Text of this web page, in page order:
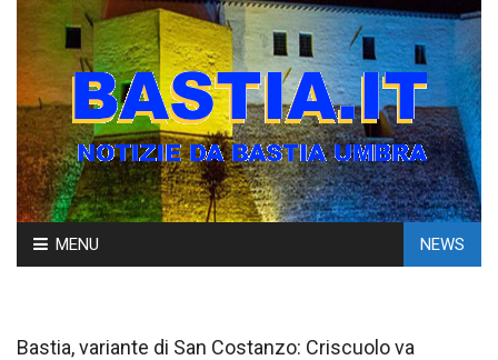
Skip
to
MENU NEWS
Bastia, variante di San Costanzo: Criscuolo va